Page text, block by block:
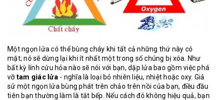
Một ngọn lửa có thể bùng cháy khi tất cả những thứ này có
mặt; nó sẽ dừng lại khi ít nhất một trong số chúng bị xóa. Như
bất kỳ lính cứu hỏa nào sẽ nói với bạn, dập lửa bao gồm việc phá
vỡtam giác lửa - nghĩa là loại bỏ nhiên liệu, nhiệt hoặc oxy. Giả
sử một ngọn lửa bùng phát trên chảo trên nồi của bạn, điều đầu
tiên bạn thường làm là tắt bếp. Nếu cách đó không hiệu quả, bạn